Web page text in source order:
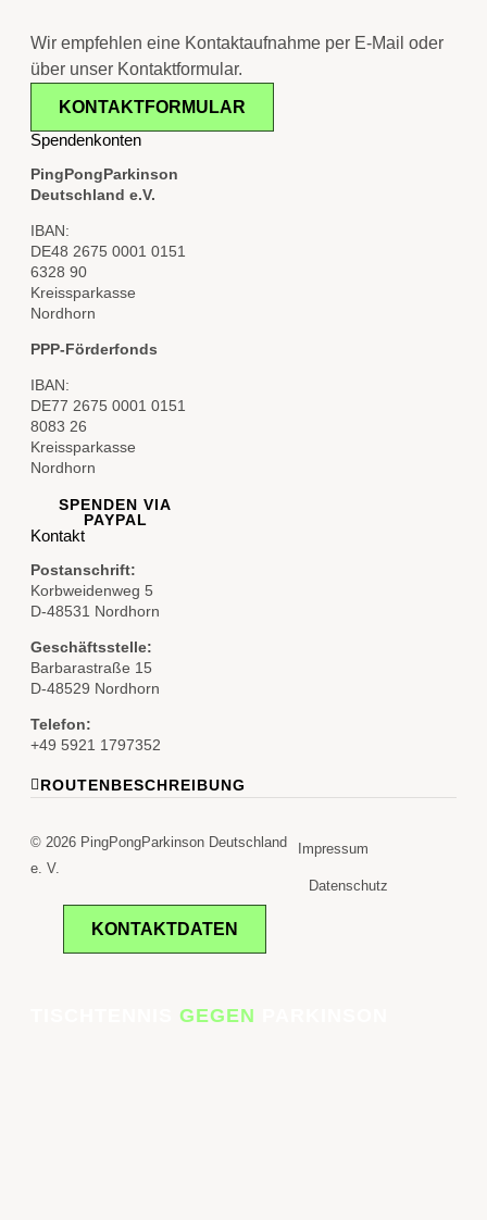
Wir empfehlen eine Kontaktaufnahme per E-Mail oder
über unser Kontaktformular.
KONTAKTFORMULAR
Spendenkonten
PingPongParkinson
Deutschland e.V.
IBAN:
DE48 2675 0001 0151
6328 90
Kreissparkasse
Nordhorn
PPP-Förderfonds
IBAN:
DE77 2675 0001 0151
8083 26
Kreissparkasse
Nordhorn
SPENDEN VIA
PAYPAL
Kontakt
Postanschrift:
Korbweidenweg 5
D-48531 Nordhorn
Geschäftsstelle:
Barbarastraße 15
D-48529 Nordhorn
Telefon:
+49 5921 1797352
ROUTENBESCHREIBUNG
© 2026 PingPongParkinson Deutschland
e. V.
Impressum
Datenschutz
KONTAKTDATEN
GEGEN